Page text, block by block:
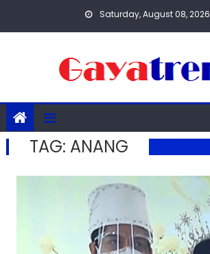
Saturday, August 08, 2026
TAG: ANANG